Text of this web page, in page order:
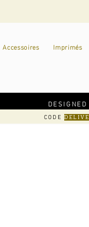
Accessoires Imprimés
CODE